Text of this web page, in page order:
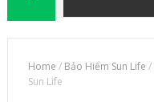
Home / Bảo Hiểm Sun Life /
Sun Life